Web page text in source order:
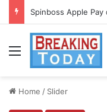
Spinboss Apple Pay
Menu
Home / Slider